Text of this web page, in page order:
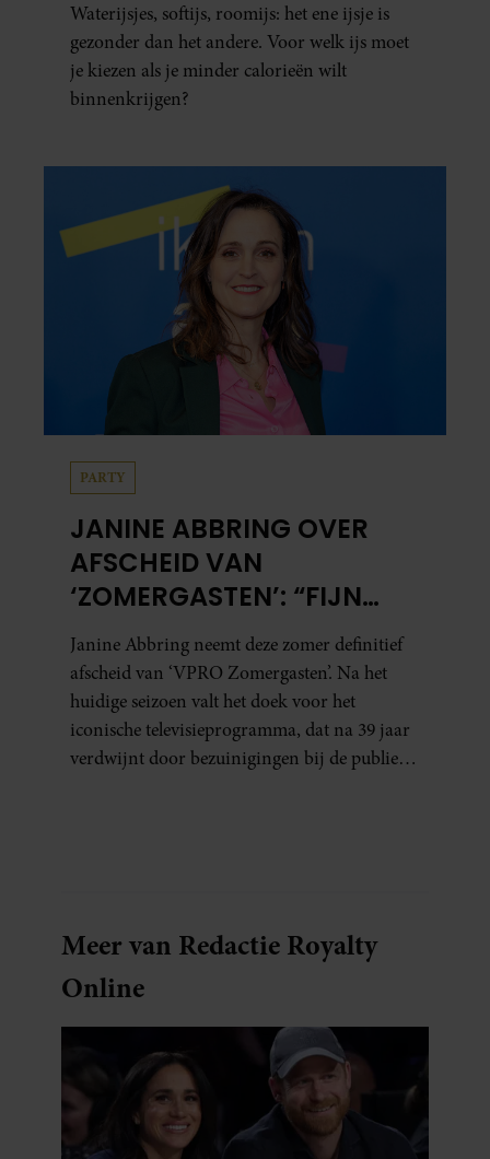
Waterijsjes, softijs, roomijs: het ene ijsje is
gezonder dan het andere. Voor welk ijs moet
je kiezen als je minder calorieën wilt
binnenkrijgen?
PARTY
JANINE ABBRING OVER
AFSCHEID VAN
‘ZOMERGASTEN’: “FIJN
DAT IK HET LICHT MAG
UITDOEN”
Janine Abbring neemt deze zomer definitief
afscheid van ‘VPRO Zomergasten’. Na het
huidige seizoen valt het doek voor het
iconische televisieprogramma, dat na 39 jaar
verdwijnt door bezuinigingen bij de publieke
Meer van Redactie Royalty
Online